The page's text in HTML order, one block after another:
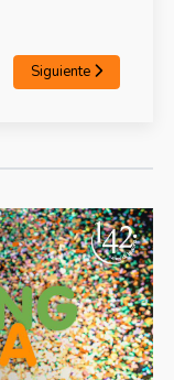
Siguiente